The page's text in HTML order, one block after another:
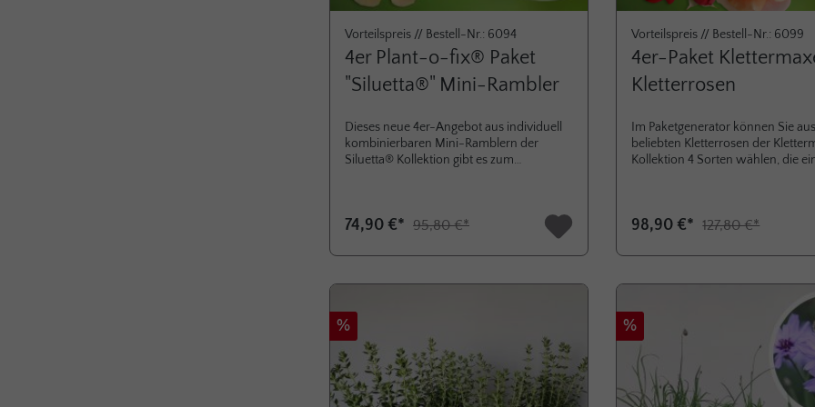
Vorteilspreis // Bestell-Nr.: 6094
4er Plant-o-fix® Paket
"Siluetta®" Mini-Rambler
Dieses neue 4er-Angebot aus individuell
kombinierbaren Mini-Ramblern der
Siluetta® Kollektion gibt es zum
Vorrat reicht.Einzelkauf: Siluetta®
74,90 €* 95,80 €*
Vorteilspreis // Bestell-Nr.: 6099
4er-Paket
Kletterrosen
Im Paketgenerator können Sie
beliebten Kletterrosen der
Kollektion 4 Sorten wählen, die
erhalten Sie jetzt im 4er-Paket zum
Versandkosten statt bisher
98,90 €* 127,80 €*
Rabatt
% Rabatt
%